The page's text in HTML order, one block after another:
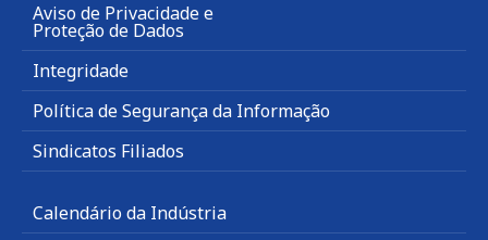
Aviso de Privacidade e
Proteção de Dados
Integridade
Política de Segurança da Informação
Sindicatos Filiados
Calendário da Indústria